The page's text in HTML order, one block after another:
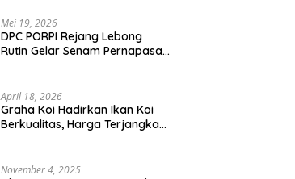
Mei 19, 2026
DPC PORPI Rejang Lebong
Rutin Gelar Senam Pernapasan
April 18, 2026
Graha Koi Hadirkan Ikan Koi
Berkualitas, Harga Terjangkau
November 4, 2025